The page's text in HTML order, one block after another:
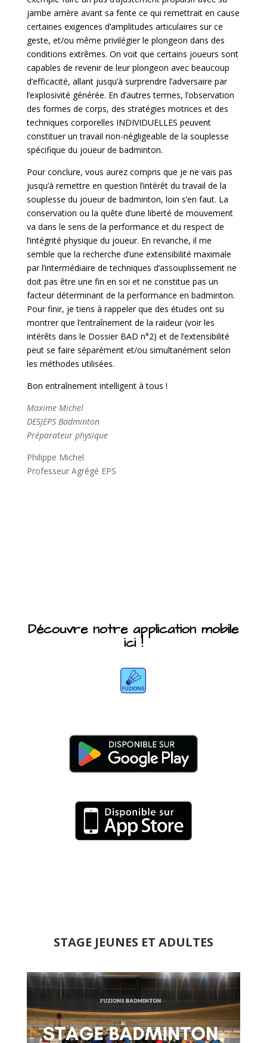
jambe arrière avant sa fente ce qui remettrait en cause
certaines exigences d’amplitudes articulaires sur ce
geste, et/ou même privilégier le plongeon dans des
conditions extrêmes. On voit que certains joueurs sont
capables de revenir de leur plongeon avec beaucoup
d’efficacité, allant jusqu’à surprendre l’adversaire par
l’explosivité générée. En d’autres termes, l’observation
des formes de corps, des stratégies motrices et des
techniques corporelles INDIVIDUELLES peuvent
constituer un travail non-négligeable de la souplesse
spécifique du joueur de badminton.
Pour conclure, vous aurez compris que je ne vais pas
jusqu’à remettre en question l’intérêt du travail de la
souplesse du joueur de badminton, loin s’en faut. La
conservation ou la quête d’une liberté de mouvement
va dans le sens de la performance et du respect de
l’intégrité physique du joueur. En revanche, il me
semble que la recherche d’une extensibilité maximale
par l’intermédiaire de techniques d’assouplissement ne
doit pas être une fin en soi et ne constitue pas un
facteur déterminant de la performance en badminton.
Pour finir, je tiens à rappeler que des études ont su
montrer que l’entraînement de la raideur (voir les
intérêts dans le Dossier BAD n°2) et de l’extensibilité
peut se faire séparément et/ou simultanément selon
les méthodes utilisées.
Bon entraînement intelligent à tous !
Maxime Michel
DESJEPS Badminton
Préparateur physique
Philippe Michel
Professeur Agrégé EPS
Découvre notre application mobile
ici !
STAGE JEUNES ET ADULTES